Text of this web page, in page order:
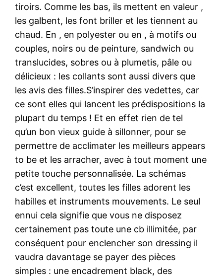
tiroirs. Comme les bas, ils mettent en valeur ,
les galbent, les font briller et les tiennent au
chaud. En , en polyester ou en , à motifs ou
couples, noirs ou de peinture, sandwich ou
translucides, sobres ou à plumetis, pâle ou
délicieux : les collants sont aussi divers que
les avis des filles.S’inspirer des vedettes, car
ce sont elles qui lancent les prédispositions la
plupart du temps ! Et en effet rien de tel
qu’un bon vieux guide à sillonner, pour se
permettre de acclimater les meilleurs appears
to be et les arracher, avec à tout moment une
petite touche personnalisée. La schémas
c’est excellent, toutes les filles adorent les
habilles et instruments mouvements. Le seul
ennui cela signifie que vous ne disposez
certainement pas toute une cb illimitée, par
conséquent pour enclencher son dressing il
vaudra davantage se payer des pièces
simples : une encadrement black, des